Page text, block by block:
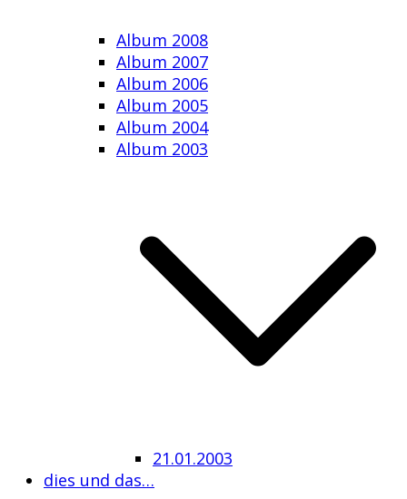
Album 2008
Album 2007
Album 2006
Album 2005
Album 2004
Album 2003
21.01.2003
dies und das…